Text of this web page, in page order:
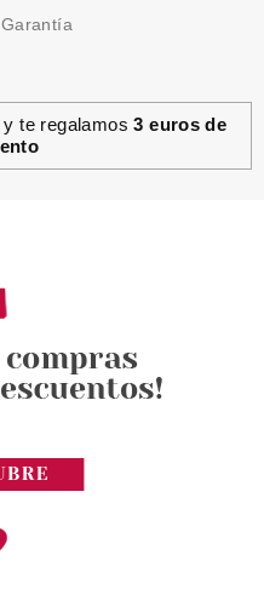
y te regalamos3 euros de